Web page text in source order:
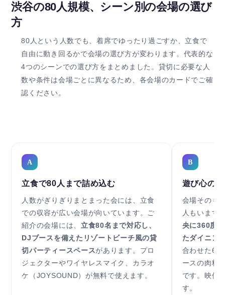
渋谷の80人規模、シーン別の会場の選び
方
80人という人数でも、着席でゆったり過ごすか、立食で
自由に動き回るかで会場の選び方が変わります。代表的な
4つのシーンでの選び方をまとめました。貸切に必要な人
数や条件は会場ごとに異なるため、各会場のカードでご確
認ください。
A
立食で80人まで詰め込む
人数がぎりぎりまとまった会には、立食
での収容が広い会場が向いています。ご
紹介の会場には、 立食80名まで対応し、
DJブースを備えたリゾートビーチ風の貸
切パーティースペースがあります。プロ
ジェクターやワイヤレスマイク、カラオ
ケ（JOYSOUND）が無料で使えます。
B
遊び心の
会場そのも
人もいます
央に360度
たダイニン
合わせた6
ースの肉料
です。映像
す。